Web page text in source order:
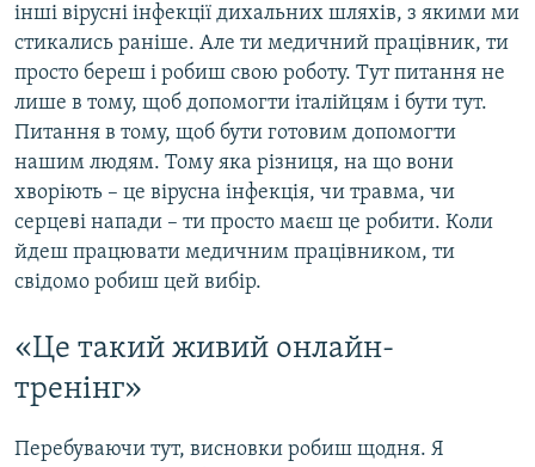
інші вірусні інфекції дихальних шляхів, з якими ми
стикались раніше. Але ти медичний працівник, ти
просто береш і робиш свою роботу. Тут питання не
лише в тому, щоб допомогти італійцям і бути тут.
Питання в тому, щоб бути готовим допомогти
нашим людям. Тому яка різниця, на що вони
хворіють – це вірусна інфекція, чи травма, чи
серцеві напади – ти просто маєш це робити. Коли
йдеш працювати медичним працівником, ти
свідомо робиш цей вибір.
«Це такий живий онлайн-
тренінг»
Перебуваючи тут, висновки робиш щодня. Я